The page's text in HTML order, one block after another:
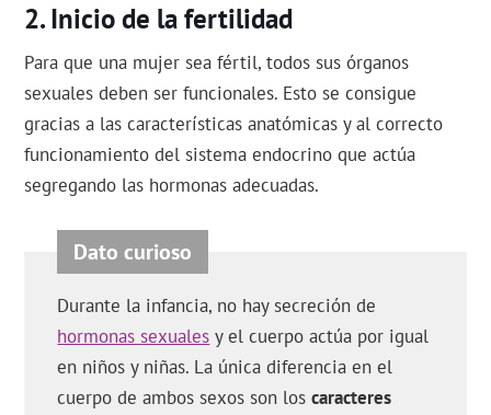
Inicio de la fertilidad
Para que una mujer sea fértil, todos sus órganos
sexuales deben ser funcionales. Esto se consigue
gracias a las características anatómicas y al correcto
funcionamiento del sistema endocrino que actúa
segregando las hormonas adecuadas.
Durante la infancia, no hay secreción de
hormonas sexuales y el cuerpo actúa por igual
en niños y niñas. La única diferencia en el
cuerpo de ambos sexos son loscaracteres